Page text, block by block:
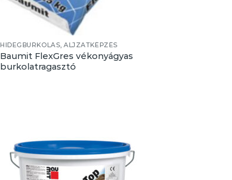
HIDEGBURKOLÁS, ALJZATKÉPZÉS
Baumit FlexGres vékonyágyas
burkolatragasztó